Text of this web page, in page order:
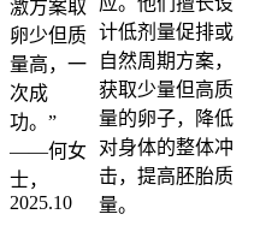
激方案取
卵少但质
量高，一
次成
功。”
——何女
士，
2025.10
计低剂量促排或
自然周期方案，
获取少量但高质
量的卵子，降低
对身体的整体冲
击，提高胚胎质
量。